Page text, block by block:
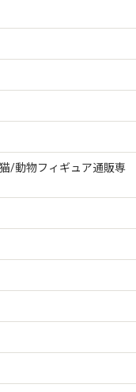
/動物フィギュア通販専